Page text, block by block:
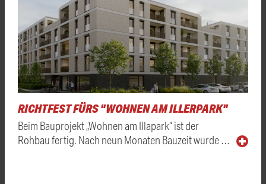
RICHTFEST FÜRS "WOHNEN AM ILLERPARK"
Beim Bauprojekt „Wohnen am Illapark“ ist der
Rohbau fertig. Nach neun Monaten Bauzeit wurde …